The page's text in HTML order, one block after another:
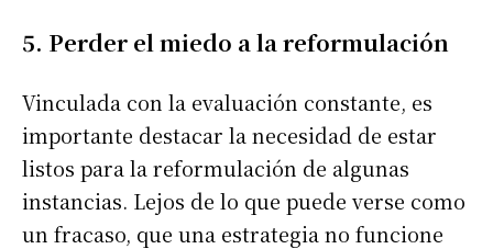
5. Perder el miedo a la reformulación
Vinculada con la evaluación constante, es
importante destacar la necesidad de estar
listos para la reformulación de algunas
instancias. Lejos de lo que puede verse como
un fracaso, que una estrategia no funcione